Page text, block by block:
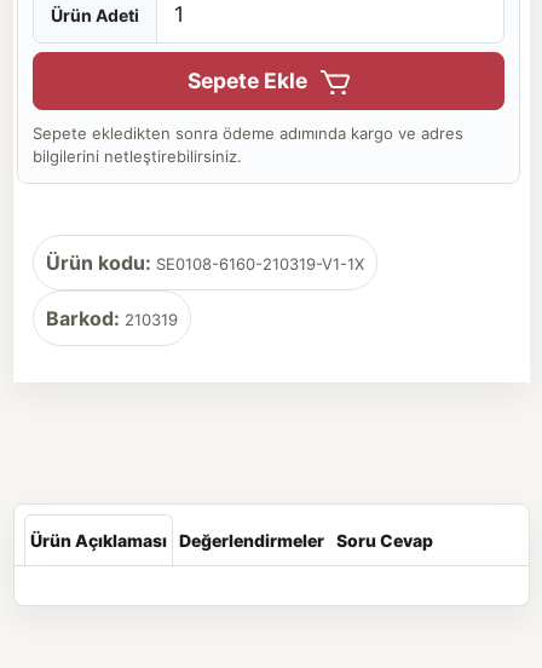
Ürün Adeti
Sepete Ekle
Sepete ekledikten sonra ödeme adımında kargo ve adres
bilgilerini netleştirebilirsiniz.
Ürün kodu: SE0108-6160-210319-V1-1X
Barkod: 210319
Ürün Açıklaması Değerlendirmeler Soru Cevap